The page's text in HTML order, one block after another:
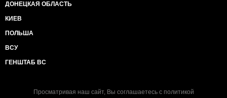
ДОНЕЦКАЯ ОБЛАСТЬ
КИЕВ
ПОЛЬША
ВСУ
ГЕНШТАБ ВС
Просматривая наш сайт, Вы соглашаетесь с политикой